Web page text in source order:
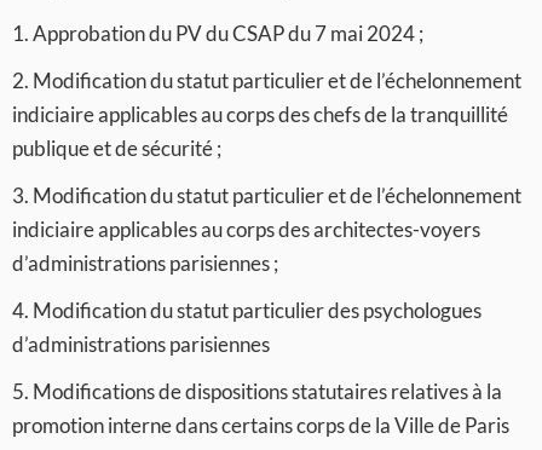
1. Approbation du PV du CSAP du 7 mai 2024 ;
2. Modification du statut particulier et de l’échelonnement
indiciaire applicables au corps des chefs de la tranquillité
publique et de sécurité ;
3. Modification du statut particulier et de l’échelonnement
indiciaire applicables au corps des architectes-voyers
d’administrations parisiennes ;
4. Modification du statut particulier des psychologues
d’administrations parisiennes
5. Modifications de dispositions statutaires relatives à la
promotion interne dans certains corps de la Ville de Paris